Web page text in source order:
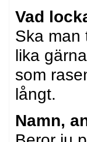
Vad
Ska man
lika
som
långt.
Namn,